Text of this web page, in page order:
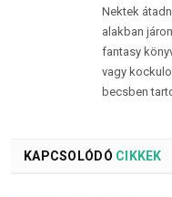
Nektek
alakban
fantasy
vagy
becsben
KAPCSOLÓDÓ CIKKEK